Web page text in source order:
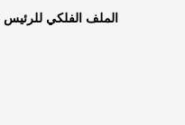
الملف الفلكي للرئيس